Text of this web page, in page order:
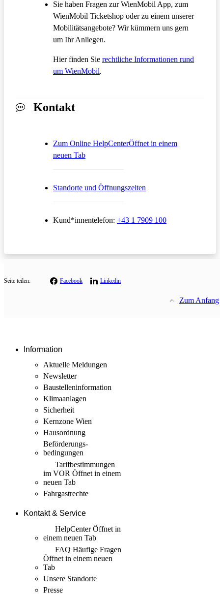
Sie haben Fragen zur WienMobil App, zum
WienMobil Ticketshop oder zu einem unserer
Mobilitätsangebote? Wir kümmern uns gern
um Ihr Anliegen.
Hier finden Sie rechtliche Informationen rund
um WienMobil.
Kontakt
Zum Online HelpCenterÖffnet in einem
neuen Tab
Standorte und Öffnungszeiten
Kund*innentelefon: +43 1 7909 100
Seite teilen: Facebook Linkedin
Zum Anfang
Information
Aktuelle Meldungen
Newsletter
Baustellen­information
Klimaanlagen
Sicherheit
Kernzone Wien
Hausordnung
Beförderungs­
bedingungen
Tarif­bestimmungen
im VOR Öffnet in einem
neuen Tab
Fahrgastrechte
Kontakt & Service
HelpCenterÖffnet in
einem neuen Tab
FAQ Häufige Fragen
Öffnet in einem neuen
Tab
Unsere Standorte
Presse